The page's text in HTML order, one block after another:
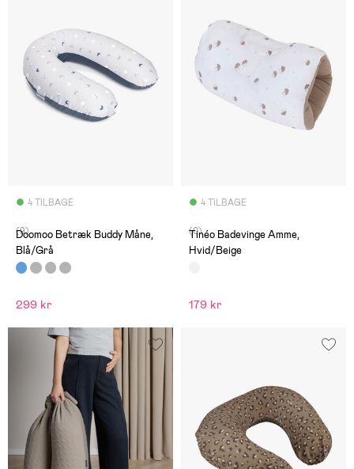
4 TILBAGE
(9)
Doomoo Betræk Buddy Måne,
Blå/Grå
299 kr
4 TILBAGE
(0)
Tinéo Badevinge Amme,
Hvid/Beige
179 kr